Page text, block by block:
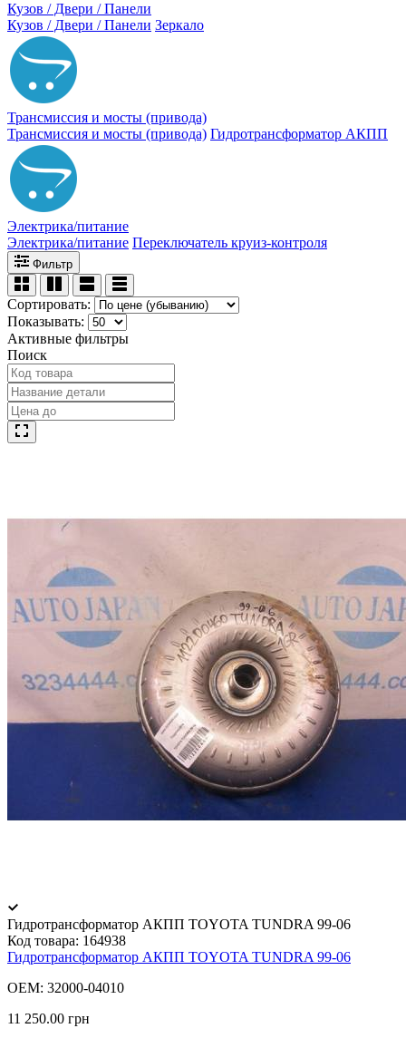
Кузов / Двери / Панели
Кузов / Двери / Панели Зеркало
Трансмиссия и мосты (привода)
Трансмиссия и мосты (привода) Гидротрансформатор АКПП
Электрика/питание
Электрика/питание Переключатель круиз-контроля
Фильтр
Сортировать:
Показывать:
Активные фильтры
Поиск
Гидротрансформатор АКПП TOYOTA TUNDRA 99-06
Код товара: 164938
Гидротрансформатор АКПП TOYOTA TUNDRA 99-06
OEM: 32000-04010
11 250.00 грн